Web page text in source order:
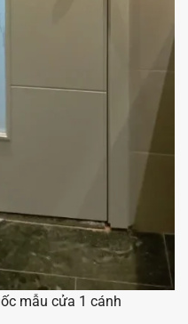
mẫu cửa 1 cánh